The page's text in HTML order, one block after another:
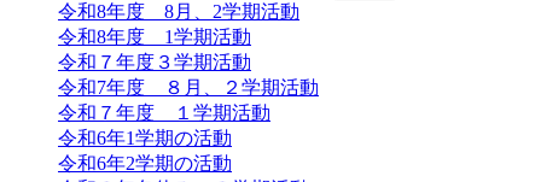
令和8年度 8月、2学期活動
令和8年度 1学期活動
令和７年度３学期活動
令和7年度 ８月、２学期活動
令和７年度 １学期活動
令和6年1学期の活動
令和6年2学期の活動